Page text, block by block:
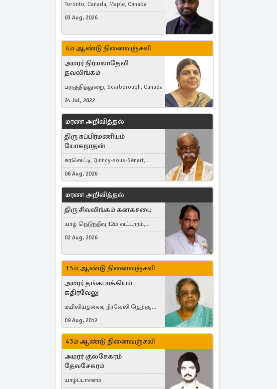
Toronto, Canada, Maple, Canada
03 Aug, 2026
4ம் ஆண்டு நினைவஞ்சலி
அமரர் நிர்மலாதேவி
தவலிங்கம்
பருத்தித்துறை, Scarborough, Canada
24 Jul, 2022
மரண அறிவித்தல்
திரு சுப்பிரமணியம்
யோகநாதன்
கரவெட்டி, Quincy-sous-Sénart,
France
06 Aug, 2026
மரண அறிவித்தல்
திரு சிவலிங்கம் கனகசபை
யாழ் நெடுந்தீவு 12ம் வட்டாரம்,
Jaffna, நயினாதீவு, London, United
02 Aug, 2026
15ம் ஆண்டு நினைவஞ்சலி
அமரர் தங்கபாக்கியம்
கதிரவேலு
மயிலியதனை, நீர்வேலி தெற்கு,
Herning, Denmark
09 Aug, 2012
43ம் ஆண்டு நினைவஞ்சலி
அமரர் குலசேகரம்
தேவசேகரம்
யாழ்ப்பாணம்